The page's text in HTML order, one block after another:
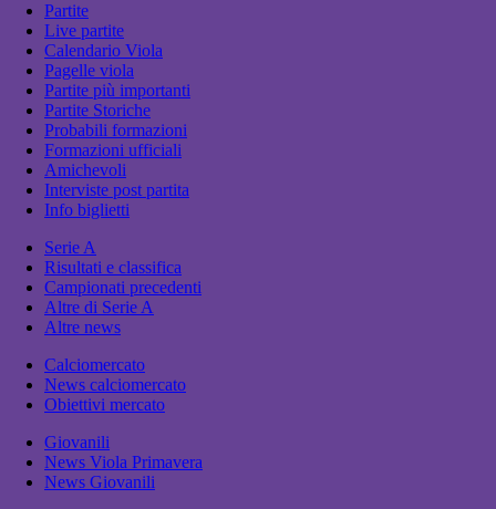
Partite
Live partite
Calendario Viola
Pagelle viola
Partite più importanti
Partite Storiche
Probabili formazioni
Formazioni ufficiali
Amichevoli
Interviste post partita
Info biglietti
Serie A
Risultati e classifica
Campionati precedenti
Altre di Serie A
Altre news
Calciomercato
News calciomercato
Obiettivi mercato
Giovanili
News Viola Primavera
News Giovanili